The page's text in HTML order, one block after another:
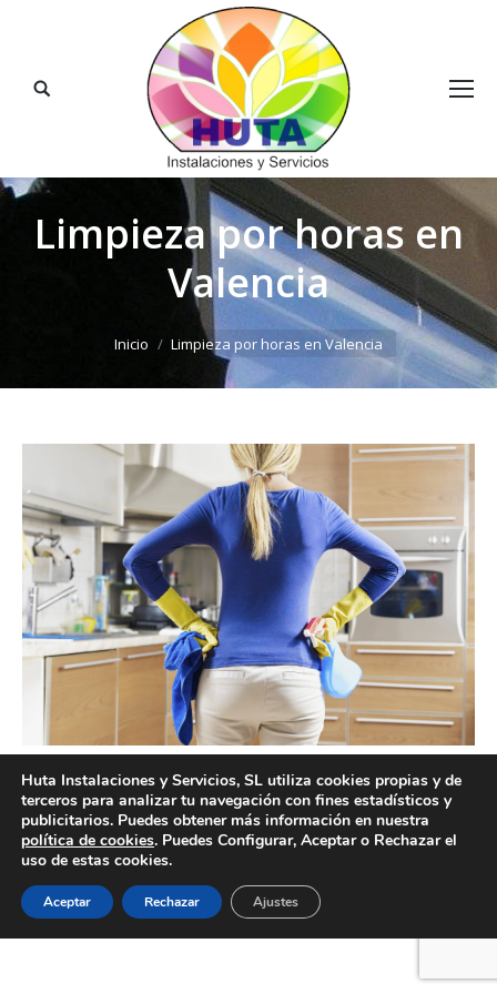
Buscar:
Limpieza por horas en
Valencia
Inicio Limpieza por horas en Valencia
Limpieza por horas en Valencia
Información legal
Huta Instalaciones y Servicios, SL utiliza cookies propias y de
terceros para analizar tu navegación con fines estadísticos y
publicitarios. Puedes obtener más información en nuestra
política de cookies. Puedes Configurar, Aceptar o Rechazar el
uso de estas cookies.
Aceptar Rechazar Ajustes